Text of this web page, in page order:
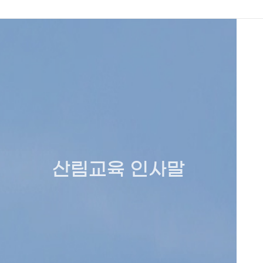
산림교육 인사말